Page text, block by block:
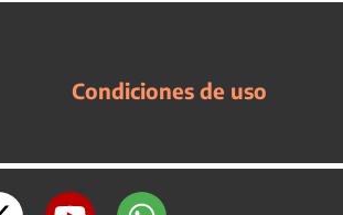
Condiciones de uso